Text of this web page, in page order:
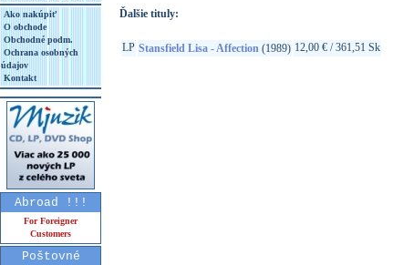
Ako nakúpiť
O obchode
Obchodné podm.
Ochrana osobných
údajov
Kontakt
Abroad !!!
For Foreigner
Customers
Poštovné
Ďalšie tituly:
LP Stansfield Lisa - Affection(1989) 12,00 € / 361,51 Sk